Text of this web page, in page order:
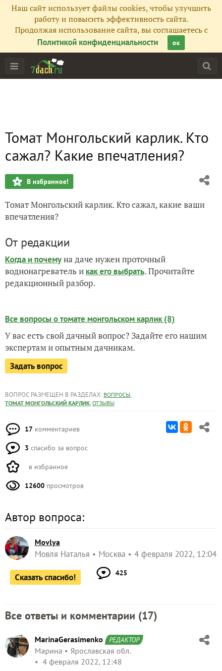
Наш сайт использует файлы cookies, чтобы улучшить
работу и повысить эффективность сайта.
Продолжая использование сайта, вы соглашаетесь с
Политикой конфиденциальности
ок
Томат Монгольский карлик. Кто
сажал? Какие впечатления?
В избранное!
Томат Монгольский карлик. Кто сажал, какие ваши
впечатления?
От редакции
Когда и почемуна даче нужен проточный
воднонагреватель и как его выбрать. Прочитайте
редакционный разбор.
Все вопросы о томате монгольском карлик (8)
У вас есть свой дачный вопрос? Задайте его нашим
экспертам и опытным дачникам.
Задать вопрос
ВОПРОС РАЗМЕЩЕН В РАЗДЕЛАХ: ВОПРОСЫ,
ТОМАТ МОНГОЛЬСКИЙ КАРЛИК, ОТЗЫВЫ
17 комментариев
3 спасибо за вопрос
в избранное
12600 просмотров
Автор вопроса:
Movlya
Мовля Наталья Москва 4 февраля 2022, 12:04
Сказать спасибо! 425
Все ответы и комментарии (17)
MarinaGerasimenko РЕДАКТОР
Марина
Ярославская обл.
4 февраля 2022, 12:48